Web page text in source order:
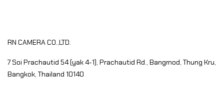
RN CAMERA CO.,LTD.
7 Soi Prachautid 54 (yak 4-1), Prachautid Rd., Bangmod, Thung Kru,
Bangkok, Thailand 10140